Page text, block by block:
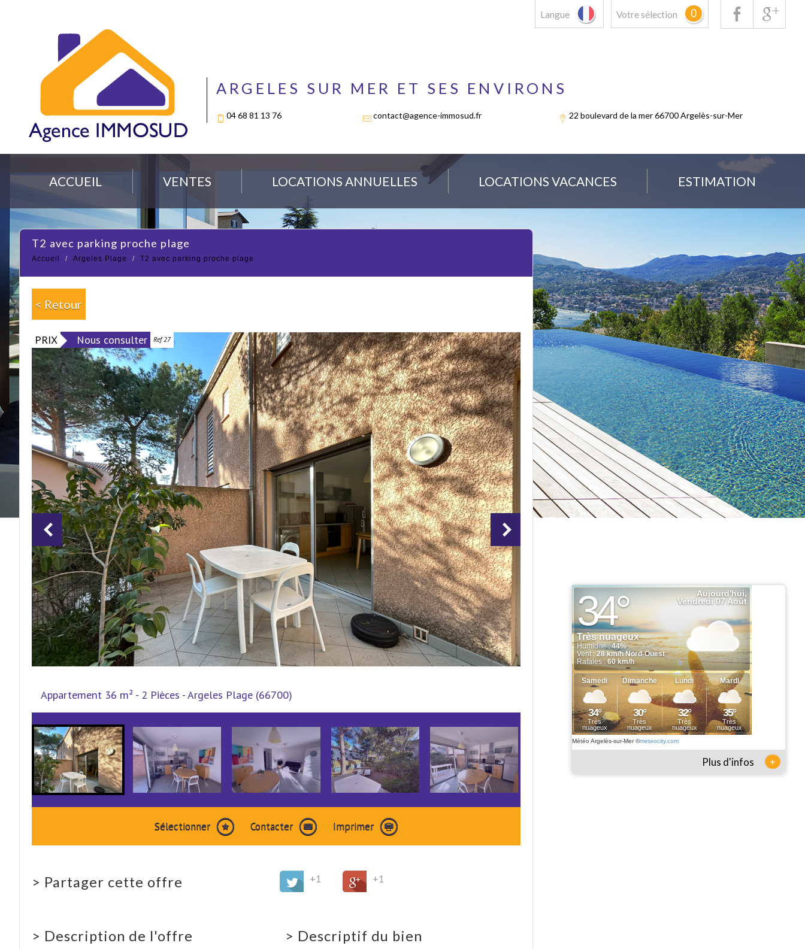
Langue Votre sélection 0
ARGELES SUR MER ET SES ENVIRONS
04 68 81 13 76 contact@agence-immosud.fr 22 boulevard de la mer 66700 Argelès-sur-Mer
ACCUEIL VENTES LOCATIONS ANNUELLES LOCATIONS VACANCES ESTIMATION
Type de bien
Nombre de pièces
Localisation
Distance 5KM 10KM 25KM
Budget
Entre et
RECHERCHER
t2 avec parking proche plage
Accueil Argeles Plage T2 avec parking proche plage
< Retour
Appartement 36 m² - 2 Pièces - Argeles Plage (66700)
PRIX Nous consulter Ref 27
Sélectionner Contacter Imprimer
> Partager cette offre +1 +1
> Description de l'offre > Descriptif du bien
Météo Argelès-sur-Mer©meteocity.com
Plus d'infos +